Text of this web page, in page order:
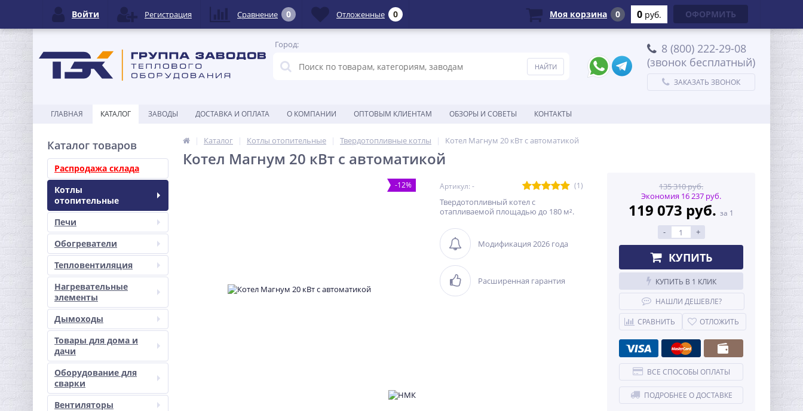
Город:
8 (800) 222-29-08
(звонок бесплатный)
ЗАКАЗАТЬ ЗВОНОК
ГЛАВНАЯ КАТАЛОГ ЗАВОДЫ ДОСТАВКА И ОПЛАТА О КОМПАНИИ ОПТОВЫМ КЛИЕНТАМ ОБЗОРЫ И СОВЕТЫ КОНТАКТЫ
Каталог товаров
Распродажа склада
Котлы
отопительные
Печи
Обогреватели
Тепловентиляция
Нагревательные
элементы
Дымоходы
Товары для дома и
дачи
Оборудование для
сварки
Вентиляторы
Каталог Котлы отопительные Твердотопливные котлы Котел Магнум 20 кВт с автоматикой
Котел Магнум 20 кВт с автоматикой
-12% Артикул: - (1)
Твердотопливный котел с
отапливаемой площадью до 180 м².
Модификация 2026 года
Расширенная гарантия
135 310 руб.
Экономия 16 237 руб.
119 073 руб. за 1
- +
КУПИТЬ
КУПИТЬ В 1 КЛИК
НАШЛИ ДЕШЕВЛЕ?
СРАВНИТЬ
ОТЛОЖИТЬ
ВСЕ СПОСОБЫ ОПЛАТЫ
ПОДРОБНЕЕ О ДОСТАВКЕ
Войти Регистрация Сравнение 0 Отложенные 0 Моя корзина 0 0 руб. ОФОРМИТЬ